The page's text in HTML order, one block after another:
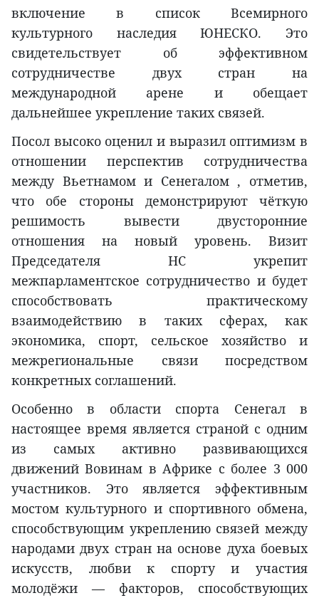
включение в список Всемирного
культурного наследия ЮНЕСКО. Это
свидетельствует об эффективном
сотрудничестве двух стран на
международной арене и обещает
дальнейшее укрепление таких связей.
Посол высоко оценил и выразил оптимизм в
отношении перспектив сотрудничества
между Вьетнамом и Сенегалом , отметив,
что обе стороны демонстрируют чёткую
решимость вывести двусторонние
отношения на новый уровень. Визит
Председателя НС укрепит
межпарламентское сотрудничество и будет
способствовать практическому
взаимодействию в таких сферах, как
экономика, спорт, сельское хозяйство и
межрегиональные связи посредством
конкретных соглашений.
Особенно в области спорта Сенегал в
настоящее время является страной с одним
из самых активно развивающихся
движений Вовинам в Африке с более 3 000
участников. Это является эффективным
мостом культурного и спортивного обмена,
способствующим укреплению связей между
народами двух стран на основе духа боевых
искусств, любви к спорту и участия
молодёжи — факторов, способствующих